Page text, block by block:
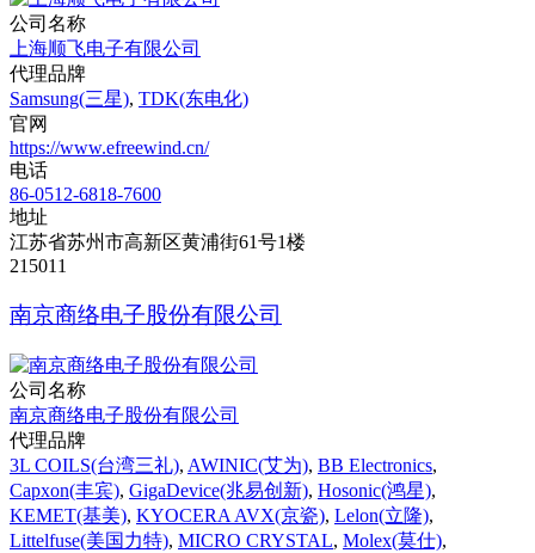
公司名称
上海顺飞电子有限公司
代理品牌
Samsung(三星), TDK(东电化)
官网
https://www.efreewind.cn/
电话
86-0512-6818-7600
地址
江苏省苏州市高新区黄浦街61号1楼
215011
南京商络电子股份有限公司
公司名称
南京商络电子股份有限公司
代理品牌
3L COILS(台湾三礼), AWINIC(艾为), BB Electronics,
Capxon(丰宾), GigaDevice(兆易创新), Hosonic(鸿星),
KEMET(基美), KYOCERA AVX(京瓷), Lelon(立隆),
Littelfuse(美国力特), MICRO CRYSTAL, Molex(莫仕),